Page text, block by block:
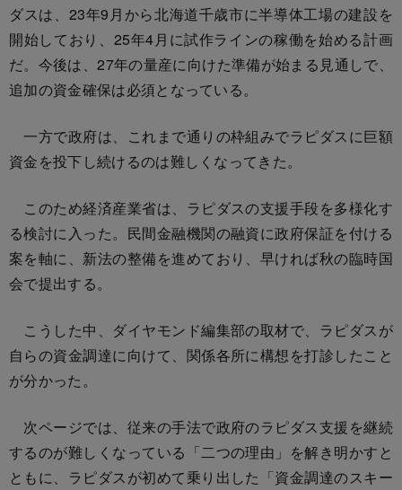
ダスは、23年9月から北海道千歳市に半導体工場の建設を
開始しており、25年4月に試作ラインの稼働を始める計画
だ。今後は、27年の量産に向けた準備が始まる見通しで、
追加の資金確保は必須となっている。
一方で政府は、これまで通りの枠組みでラピダスに巨額
資金を投下し続けるのは難しくなってきた。
このため経済産業省は、ラピダスの支援手段を多様化す
る検討に入った。民間金融機関の融資に政府保証を付ける
案を軸に、新法の整備を進めており、早ければ秋の臨時国
会で提出する。
こうした中、ダイヤモンド編集部の取材で、ラピダスが
自らの資金調達に向けて、関係各所に構想を打診したこと
が分かった。
次ページでは、従来の手法で政府のラピダス支援を継続
するのが難しくなっている「二つの理由」を解き明かすと
ともに、ラピダスが初めて乗り出した「資金調達のスキー